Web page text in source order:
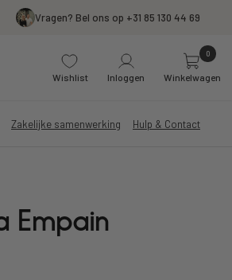
Vragen? Bel ons op +31 85 130 44 69
Wishlist Inloggen Winkelwagen
0
Zakelijke samenwerking Hulp & Contact
Empain